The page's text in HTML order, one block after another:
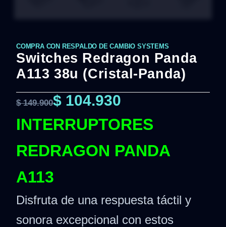
COMPRA CON RESPALDO DE CAMBIO SYSTEMS
Switches Redragon Panda
A113 38u (Cristal-Panda)
$149.900$ 104.930
INTERRUPTORES
REDRAGON PANDA
A113
Disfruta de una respuesta táctil y
sonora excepcional con estos